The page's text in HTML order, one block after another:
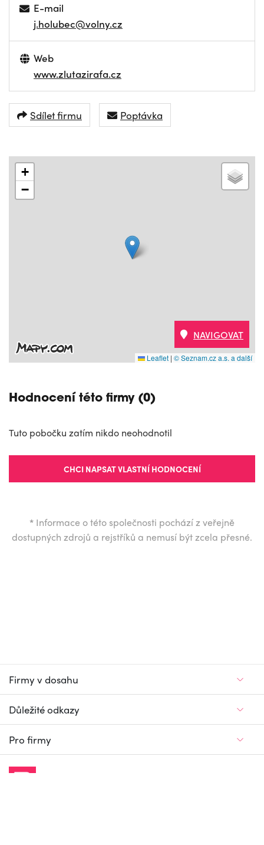
E-mail
j.holubec@volny.cz
Web
www.zlutazirafa.cz
Sdílet firmu Poptávka
+
−
Leaflet | © Seznam.cz a.s. a další
NAVIGOVAT
Hodnocení této firmy (0)
Tuto pobočku zatím nikdo neohodnotil
CHCI NAPSAT VLASTNÍ HODNOCENÍ
* Informace o této společnosti pochází z veřejně
dostupných zdrojů a rejstříků a nemusí být zcela přesné.
Firmy v dosahu
Důležité odkazy
Pro firmy